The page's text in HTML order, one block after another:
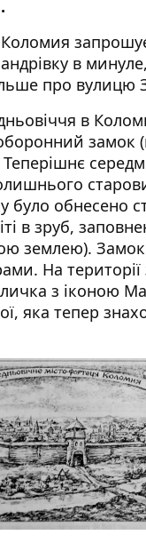
в
про вулицю
в
замок
Теперішнє
було обнесено
в зруб,
землею). Замок
На
з іконою
яка тепер